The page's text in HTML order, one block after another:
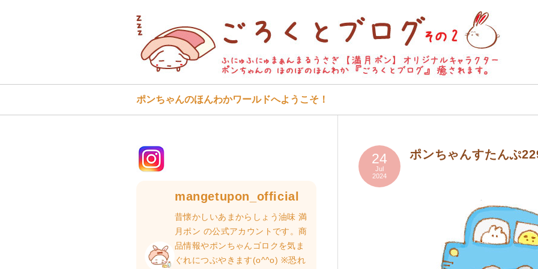
ポンちゃんのほんわかワールドへようこそ！
24
Jul
2024
ポンちゃんすたんぷ
mangetupon_official
昔懐かしいあまからしょう油味 満
月ポン の公式アカウントです。商
品情報やポンちゃんゴロクを気ま
ぐれにつぶやきます(o^^o) ※恐れ